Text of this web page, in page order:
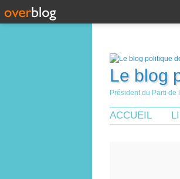
Le blog
Président du Parti de
ACCUEIL